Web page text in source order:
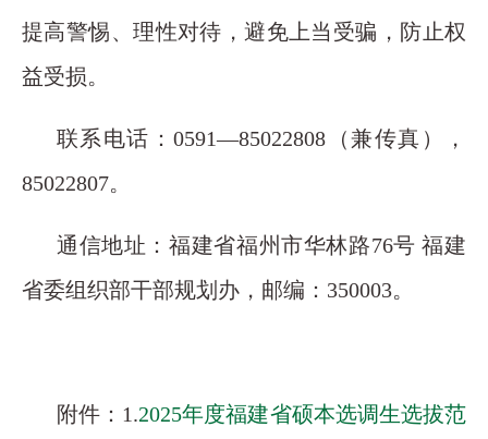
提高警惕、理性对待，避免上当受骗，防止权
益受损。
联系电话：0591—85022808（兼传真），
85022807。
通信地址：福建省福州市华林路76号 福建
省委组织部干部规划办，邮编：350003。
附件：1.2025年度福建省硕本选调生选拔范